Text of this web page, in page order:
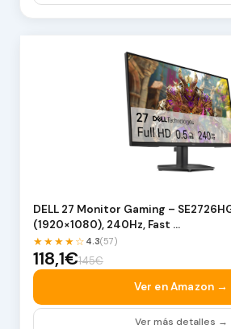
DELL 27 Monitor Gaming –
(1920×1080), 240Hz, Fast …
★★★★☆ 4.3(57)
118,1€145€
Ver en Amazon →
Ver más detalles →